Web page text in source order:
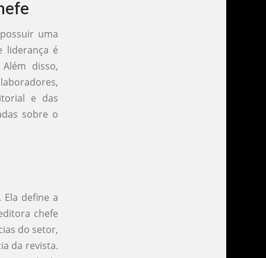
uma
liderança é
disso,
e das
sobre o
define a
chefe
do setor,
da revista.